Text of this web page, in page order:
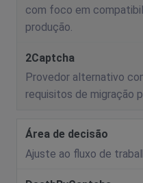
com foco em
produção.
Provedor alternativo
requisitos de migração
Ajuste ao fluxo de